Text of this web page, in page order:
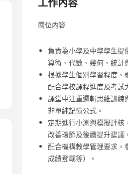
工作內容
崗位內容
負責為小學及中學學生
算術、代數、幾何、統計
根據學生個別學習程度、
配合學校課程進度及考試
課堂中注重邏輯思維訓練
非單純記憶公式。
定期進行小測與模擬評
改善環節及後續提升建議
配合機構教學管理要求，
成績登載等）。